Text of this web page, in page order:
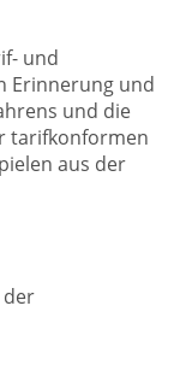
und
Erinnerung und
und die
tarifkonformen
aus der
der